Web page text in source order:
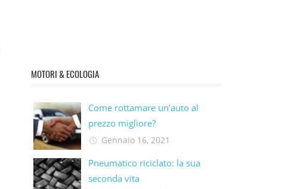
MOTORI & ECOLOGIA
Come rottamare un’auto al
prezzo migliore?
Gennaio 16, 2021
Pneumatico riciclato: la sua
seconda vita​